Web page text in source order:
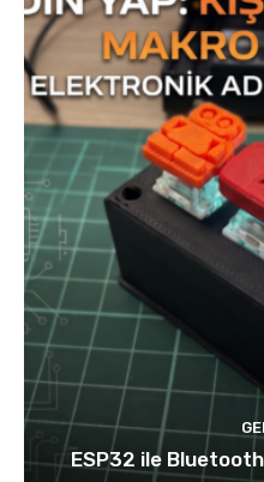
ESP32 ile Bluetooth